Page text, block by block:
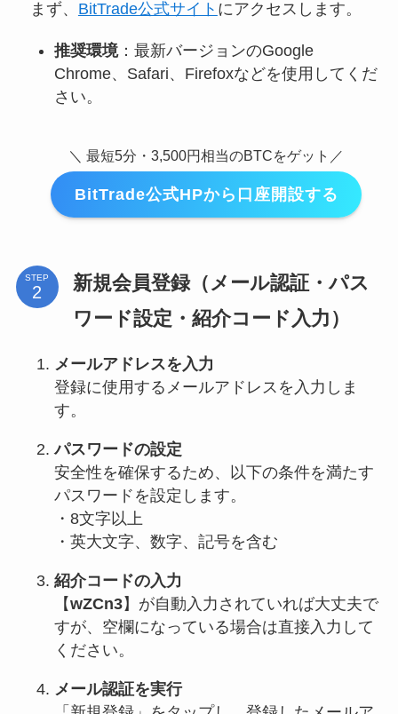
まず、 BitTrade公式サイト にアクセスします。
推奨環境：最新バージョンのGoogle
Chrome、Safari、Firefoxなどを使用してくだ
さい。
＼ 最短5分・3,500円相当のBTCをゲット／
BitTrade公式HPから口座開設する
STEP
新規会員登録（メール認証・パス
ワード設定・紹介コード入力）
メールアドレスを入力
登録に使用するメールアドレスを入力しま
す。
パスワードの設定
安全性を確保するため、以下の条件を満たす
パスワードを設定します。
・8文字以上
・英大文字、数字、記号を含む
紹介コードの入力
【wZCn3】が自動入力されていれば大丈夫で
すが、空欄になっている場合は直接入力して
ください。
メール認証を実行